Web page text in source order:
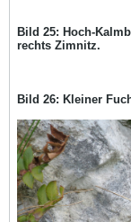
Bild 25: Hoch-
rechts Zimnitz.
Bild 26: Kleiner